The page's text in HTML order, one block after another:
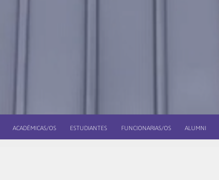
ACADÉMICAS/OS ESTUDIANTES FUNCIONARIAS/OS ALUMNI